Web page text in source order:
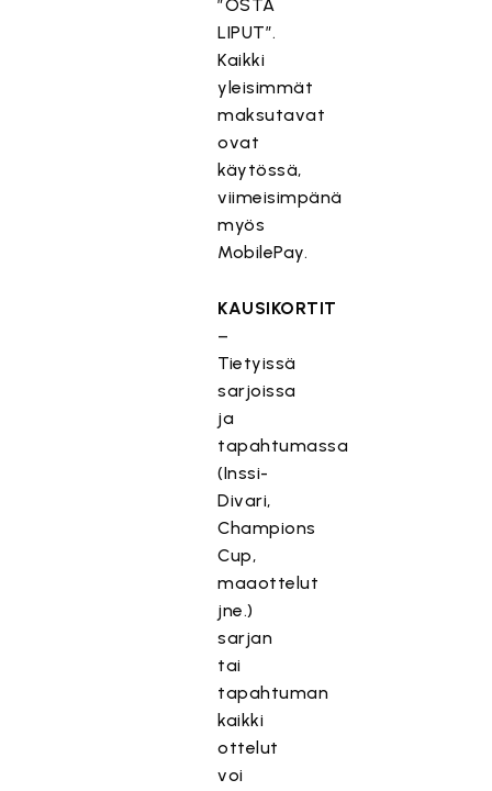
”OSTA
LIPUT”.
Kaikki
yleisimmät
maksutavat
ovat
käytössä,
viimeisimpänä
myös
MobilePay.
KAUSIKORTIT
–
Tietyissä
sarjoissa
ja
tapahtumassa
(Inssi-
Divari,
Champions
Cup,
maaottelut
jne.)
sarjan
tai
tapahtuman
kaikki
ottelut
voi